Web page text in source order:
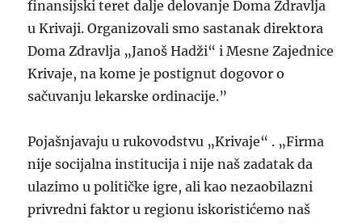
finansijski teret dalje delovanje Doma Zdravlja
u Krivaji.Organizovali smo sastanak direktora
Doma Zdravlja „Janoš Hadži“ i Mesne Zajednice
Krivaje, na kome je postignut dogovor o
sačuvanju lekarske ordinacije.”
Pojašnjavaju u rukovodstvu „Krivaje“ . „Firma
nije socijalna institucija i nije naš zadatak da
ulazimo u političke igre, ali kao nezaobilazni
privredni faktor u regionu iskoristićemo naš